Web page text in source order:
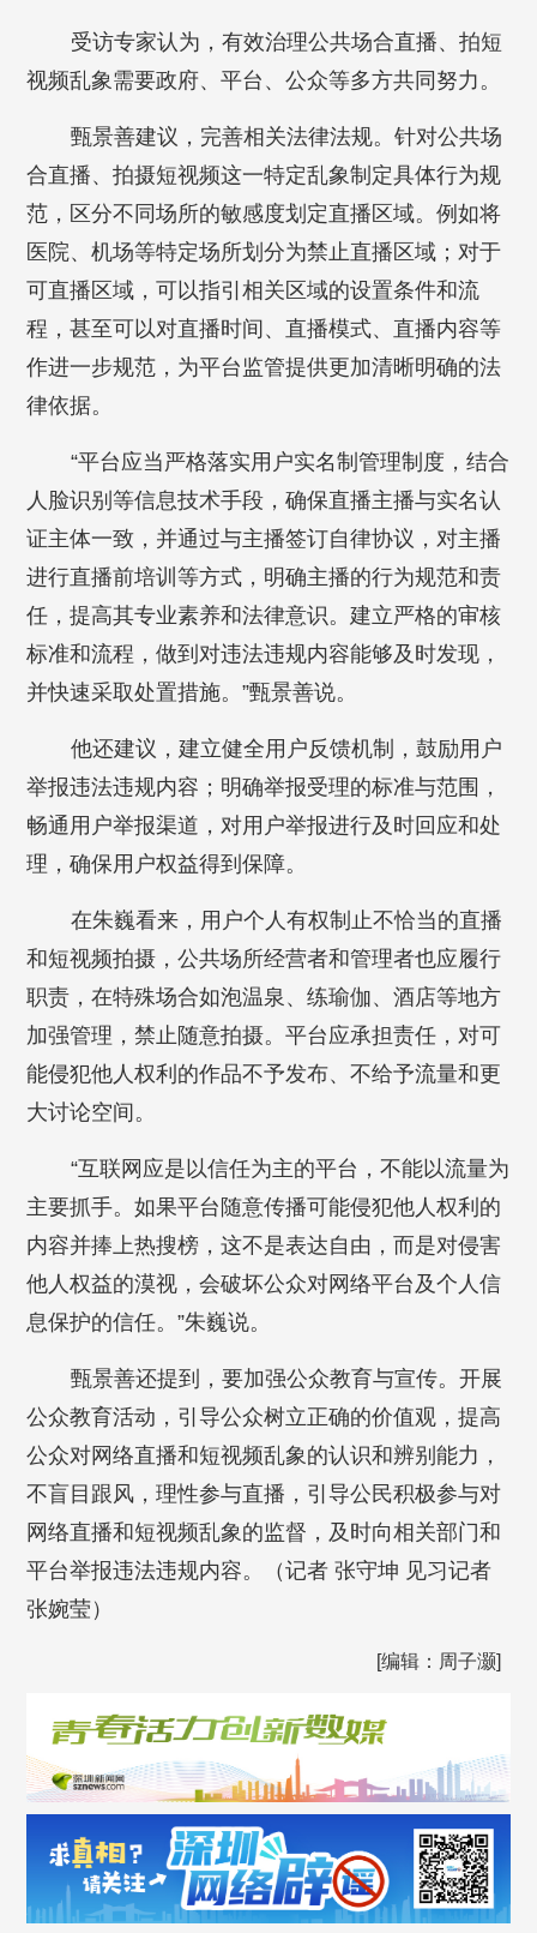
受访专家认为，有效治理公共场合直播、拍短
视频乱象需要政府、平台、公众等多方共同努力。
甄景善建议，完善相关法律法规。针对公共场
合直播、拍摄短视频这一特定乱象制定具体行为规
范，区分不同场所的敏感度划定直播区域。例如将
医院、机场等特定场所划分为禁止直播区域；对于
可直播区域，可以指引相关区域的设置条件和流
程，甚至可以对直播时间、直播模式、直播内容等
作进一步规范，为平台监管提供更加清晰明确的法
律依据。
“平台应当严格落实用户实名制管理制度，结合
人脸识别等信息技术手段，确保直播主播与实名认
证主体一致，并通过与主播签订自律协议，对主播
进行直播前培训等方式，明确主播的行为规范和责
任，提高其专业素养和法律意识。建立严格的审核
标准和流程，做到对违法违规内容能够及时发现，
并快速采取处置措施。”甄景善说。
他还建议，建立健全用户反馈机制，鼓励用户
举报违法违规内容；明确举报受理的标准与范围，
畅通用户举报渠道，对用户举报进行及时回应和处
理，确保用户权益得到保障。
在朱巍看来，用户个人有权制止不恰当的直播
和短视频拍摄，公共场所经营者和管理者也应履行
职责，在特殊场合如泡温泉、练瑜伽、酒店等地方
加强管理，禁止随意拍摄。平台应承担责任，对可
能侵犯他人权利的作品不予发布、不给予流量和更
大讨论空间。
“互联网应是以信任为主的平台，不能以流量为
主要抓手。如果平台随意传播可能侵犯他人权利的
内容并捧上热搜榜，这不是表达自由，而是对侵害
他人权益的漠视，会破坏公众对网络平台及个人信
息保护的信任。”朱巍说。
甄景善还提到，要加强公众教育与宣传。开展
公众教育活动，引导公众树立正确的价值观，提高
公众对网络直播和短视频乱象的认识和辨别能力，
不盲目跟风，理性参与直播，引导公民积极参与对
网络直播和短视频乱象的监督，及时向相关部门和
平台举报违法违规内容。（记者 张守坤 见习记者
张婉莹）
[编辑：周子灏]